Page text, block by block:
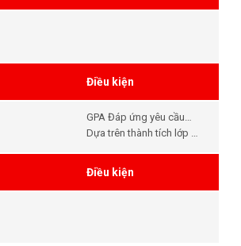
Điều kiện
GPA Đáp ứng yêu cầu
học bổng - Tiếng Anh
bổng
Dựa trên thành tích lớp 12
Điều kiện